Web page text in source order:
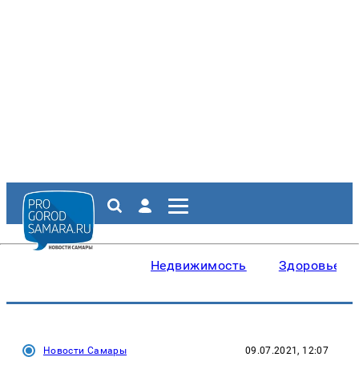
Недвижимость Здоровье
Новости Самары 09.07.2021, 12:07